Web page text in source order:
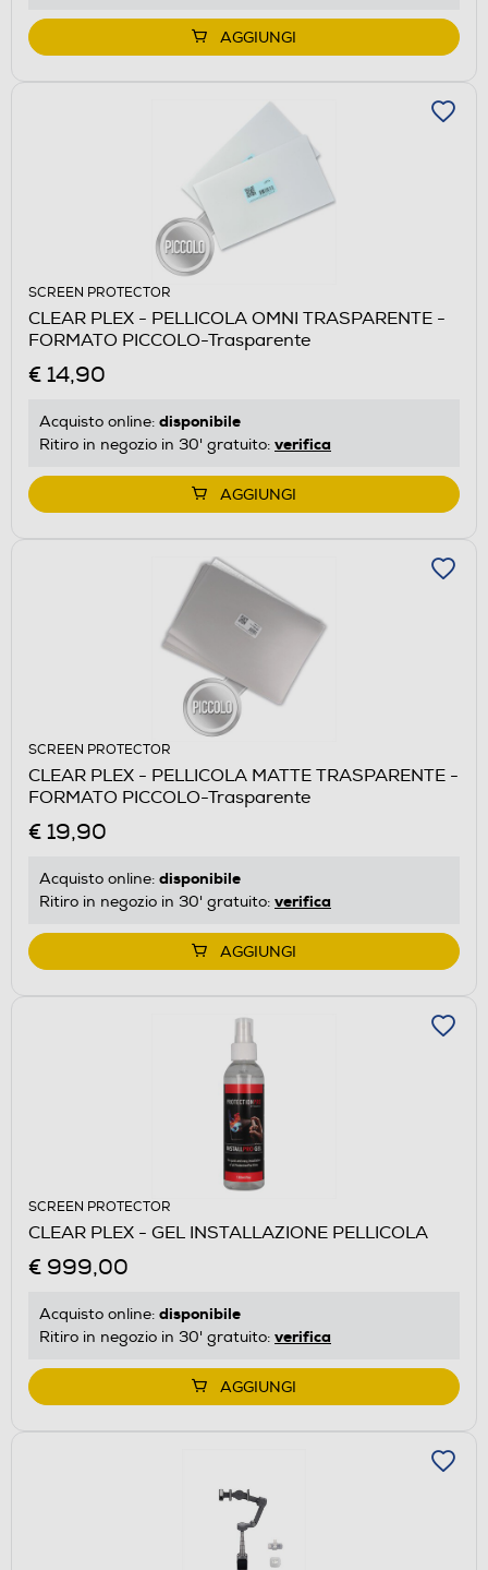
AGGIUNGI
SCREEN PROTECTOR
CLEAR PLEX - PELLICOLA OMNI TRASPARENTE -
FORMATO PICCOLO-Trasparente
€ 14,90
Acquisto online: disponibile
Ritiro in negozio in 30' gratuito: verifica
AGGIUNGI
SCREEN PROTECTOR
CLEAR PLEX - PELLICOLA MATTE TRASPARENTE -
FORMATO PICCOLO-Trasparente
€ 19,90
Acquisto online: disponibile
Ritiro in negozio in 30' gratuito: verifica
AGGIUNGI
SCREEN PROTECTOR
CLEAR PLEX - GEL INSTALLAZIONE PELLICOLA
€ 999,00
Acquisto online: disponibile
Ritiro in negozio in 30' gratuito: verifica
AGGIUNGI